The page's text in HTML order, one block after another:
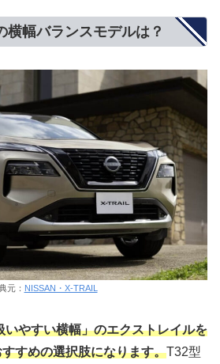
横幅バランスモデルは？
元： NISSAN・X-TRAIL
いやすい横幅」のエクストレイルを
すめの選択肢になります。T32型